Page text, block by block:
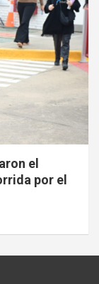
el
por el